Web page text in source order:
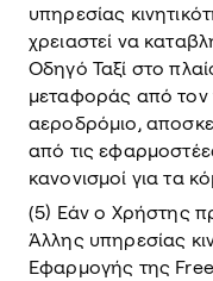
υπηρεσίας
χρειαστεί να
Οδηγό Ταξί στο
μεταφοράς από τον
αεροδρόμιο,
από τις
κανονισμοί για τα
(5) Εάν ο Χρήστης
Άλλης υπηρεσίας
Εφαρμογής της